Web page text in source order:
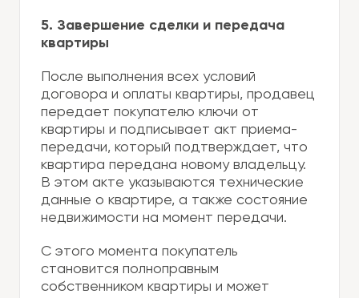
5. Завершение сделки и передача
квартиры
После выполнения всех условий
договора и оплаты квартиры, продавец
передает покупателю ключи от
квартиры и подписывает акт приема-
передачи, который подтверждает, что
квартира передана новому владельцу.
В этом акте указываются технические
данные о квартире, а также состояние
недвижимости на момент передачи.
С этого момента покупатель
становится полноправным
собственником квартиры и может